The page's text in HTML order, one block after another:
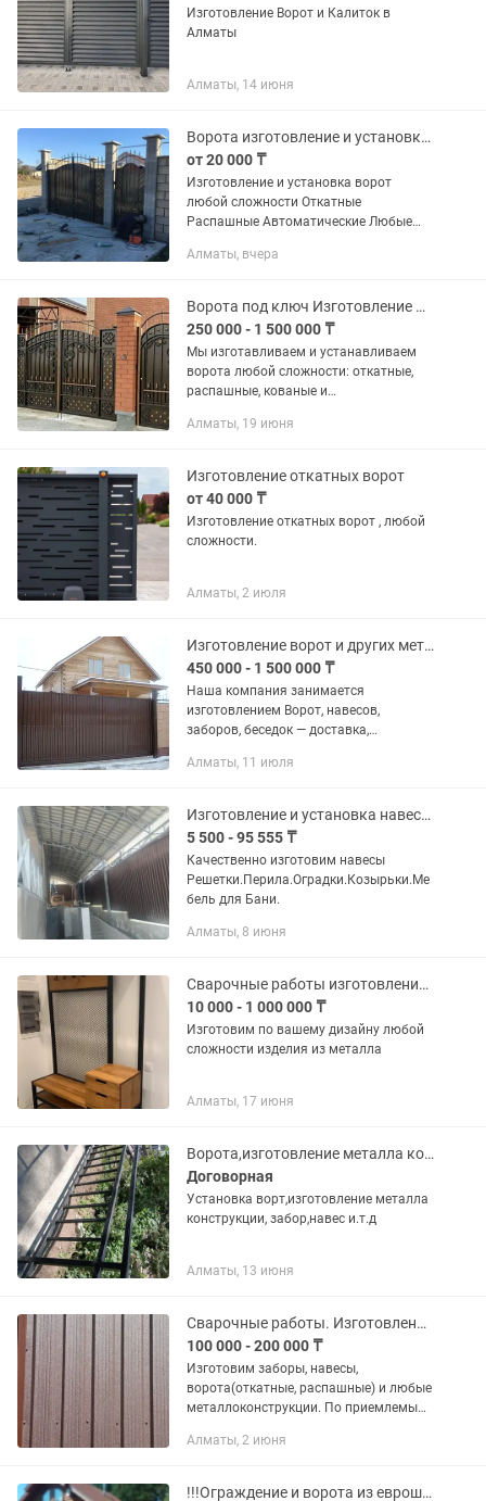
Изготовление Ворот и Калиток в
Алматы
Алматы, 14 июня
Ворота изготовление и установка, автоматические ворота, распашные, откатные
от 20 000 ₸
Изготовление и установка ворот
любой сложности Откатные
Распашные Автоматические Любые
Установка и подключение автоматики
установка...
Алматы, вчера
Ворота под ключ Изготовление монтаж Собственный цех
250 000 - 1 500 000 ₸
Мы изготавливаем и устанавливаем
ворота любой сложности: откатные,
распашные, кованые и
Срок изготовления 1-5 дней! Договор с
Алматы, 19 июня
Изготовление откатных ворот
от 40 000 ₸
Изготовление откатных ворот , любой
сложности.
Алматы, 2 июля
Изготовление ворот и других металлических конструкций
450 000 - 1 500 000 ₸
Наша компания занимается
изготовлением Ворот, навесов,
заборов, беседок — доставка,
металлопроката не занимает много
любые...
Алматы, 11 июля
Изготовление и установка навесов .ворот.решеток.оградок .козырьков
5 500 - 95 555 ₸
Качественно изготовим навесы
Решетки.Перила.Оградки.Козырьки.Ме
бель для Бани.
Алматы, 8 июня
Сварочные работы изготовление заборов ,навесов,оградок, ворот ....
10 000 - 1 000 000 ₸
Изготовим по вашему дизайну любой
сложности изделия из металла
Алматы, 17 июня
Ворота,изготовление металла конструкции,навес,забор и.т.д
Договорная
Установка ворт,изготовление металла
конструкции, забор,навес и.т.д
Алматы, 13 июня
Сварочные работы. Изготовление заборы, навесы, ворота
100 000 - 200 000 ₸
Изготовим заборы, навесы,
ворота(откатные, распашные) и любые
металлоконструкции. По приемлемым
Алматы, 2 июня
!!!Ограждение и ворота из евроштакетника изготовление и установка!